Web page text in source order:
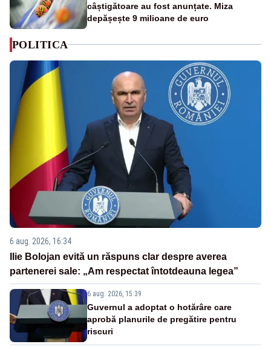
câștigătoare au fost anunțate. Miza
depășește 9 milioane de euro
POLITICA
6 aug. 2026, 16:34
Ilie Bolojan evită un răspuns clar despre averea
partenerei sale: „Am respectat întotdeauna legea”
6 aug. 2026, 15:39
Guvernul a adoptat o hotărâre care
aprobă planurile de pregătire pentru
riscuri